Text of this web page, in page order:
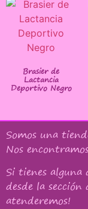
Brasier de
Lactancia
Deportivo Negro
Somos una
Nos
Si tienes alguna
desde la
atenderemos!